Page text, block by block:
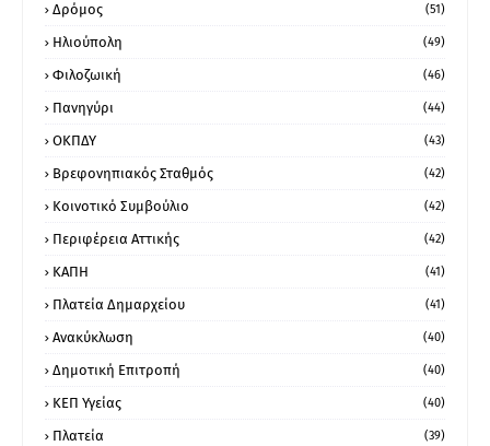
Δρόμος (51)
Ηλιούπολη (49)
Φιλοζωική (46)
Πανηγύρι (44)
ΟΚΠΔΥ (43)
Βρεφονηπιακός Σταθμός (42)
Κοινοτικό Συμβούλιο (42)
Περιφέρεια Αττικής (42)
ΚΑΠΗ (41)
Πλατεία Δημαρχείου (41)
Ανακύκλωση (40)
Δημοτική Επιτροπή (40)
ΚΕΠ Υγείας (40)
Πλατεία (39)